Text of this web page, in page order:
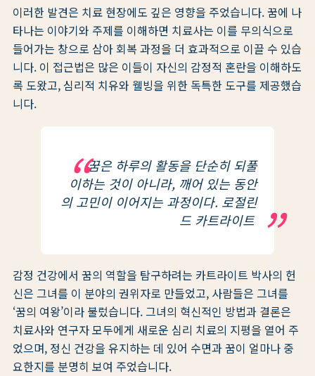
이러한 발견은 치료 현장에도 깊은 영향을 주었습니다. 꿈에 나
타나는 이야기와 주제를 이해하면 치료사는 이를 무의식으로
들어가는 창으로 삼아 회복 과정을 더 효과적으로 이끌 수 있습
니다. 이 접근법은 많은 이들이 자신의 감정적 혼란을 이해하도
록 도왔고, 심리적 치유와 웰빙을 위한 독특한 도구를 제공했습
니다.
꿈은 하루의 활동을 단순히 되풀
이하는 것이 아니라, 깨어 있는 동안
의 고민이 이어지는 과정이다. 로절린
드 카트라이트
감정 건강에서 꿈의 역할을 탐구하려는 카트라이트 박사의 헌
신은 그녀를 이 분야의 권위자로 만들었고, 사람들은 그녀를
‘꿈의 여왕’이라 불렀습니다. 그녀의 혁신적인 방법과 결론은
치료사와 연구자 모두에게 새로운 심리 치료의 지평을 열어 주
었으며, 정신 건강을 유지하는 데 있어 수면과 꿈이 얼마나 중
요한지를 분명히 보여 주었습니다.